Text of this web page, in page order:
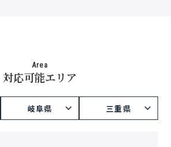
Area
対応可能エリア
岐阜県 三重県